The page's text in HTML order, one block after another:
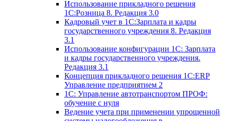
Использование прикладного решения
1С:Розница 8. Редакция 3.0
Кадровый учет в 1С:Зарплата и кадры
государственного учреждения 8. Редакция
3.1
Использование конфигурации ‎1С: Зарплата
и кадры государственного учреждения.
Редакция 3.1
Концепция прикладного решения 1С:ERP
Управление предприятием 2
1С: Управление автотранспортом ПРОФ:
обучение с нуля
Ведение учета при применении упрощенной